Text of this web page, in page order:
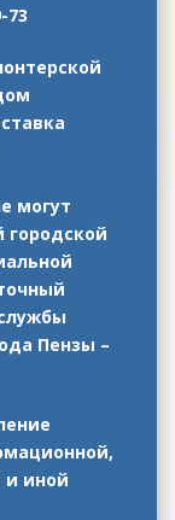
73
могут
городской
Пензы –
и иной